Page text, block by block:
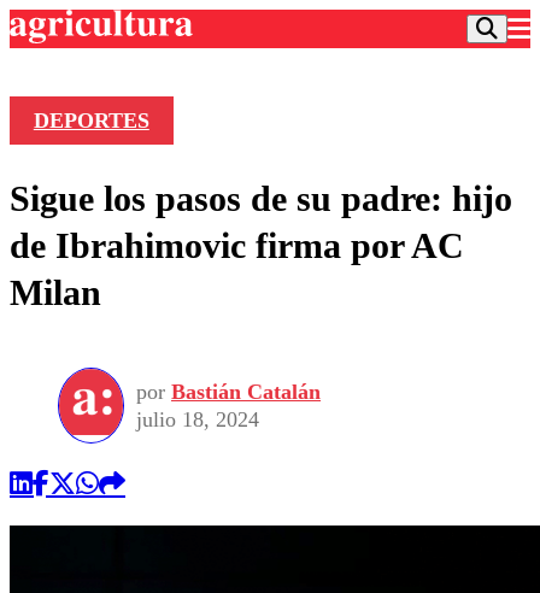
Frecuencias
Agricultura TV
Deportes
Seleccion Chilena
Torneo Internacional
Universidad de Chile
Economía
Internacional
Sustentabilidad
Publicaciones en medios
Opinión
DEPORTES
Sigue los pasos de su padre: hijo
de Ibrahimovic firma por AC
Milan
por Bastián Catalán
julio 18, 2024